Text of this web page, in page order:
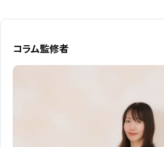
コラム監修者